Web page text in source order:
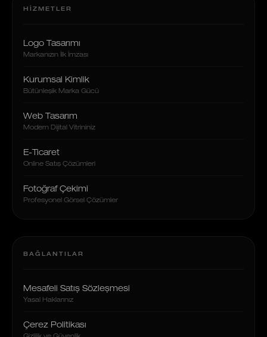
HIZMETLER
Logo Tasarımı
Markanızın İlk İmzası
Kurumsal Kimlik
Bütünleşik Marka Gücü
Web Tasarım
Modern Dijital Vitrininiz
E-Ticaret
Online Satış Çözümleri
Fotoğraf Çekimi
Profesyonel Görsel Çözümler
BAĞLANTILAR
Mesafeli Satış Sözleşmesi
Yasal Haklarınız
Çerez Politikası